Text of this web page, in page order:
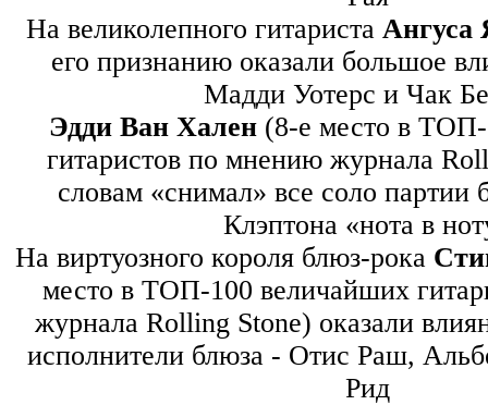
На великолепного гитаристаАнгуса
его признанию оказали большое
Мадди Уотерс и Чак
Эдди Ван Хален (8-е место в
гитаристов по мнению журнала
словам «снимал» все соло партии
Клэптона «нота в
На виртуозного короля блюз-рока
место в ТОП-100 величайших
журнала Rolling Stone) оказали
исполнители блюза - Отис Раш,
Рид